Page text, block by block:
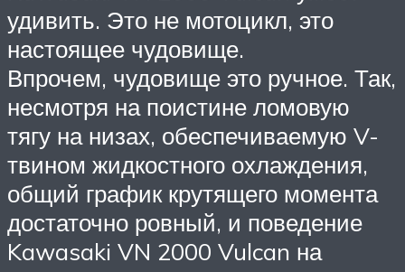
удивить. Это не мотоцикл, это
настоящее чудовище.
Впрочем, чудовище это ручное. Так,
несмотря на поистине ломовую
тягу на низах, обеспечиваемую V-
твином жидкостного охлаждения,
общий график крутящего момента
достаточно ровный, и поведение
Kawasaki VN 2000 Vulcan на